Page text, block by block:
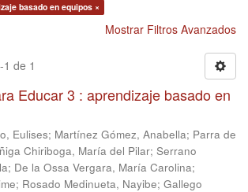
basado en equipos ×
Mostrar Filtros Avanzados
de 1
Educar 3 : aprendizaje basado en
Eulises; Martínez Gómez, Anabella; Parra de
Chiriboga, María del Pilar; Serrano
; De la Ossa Vergara, María Carolina;
; Rosado Medinueta, Nayibe; Gallego